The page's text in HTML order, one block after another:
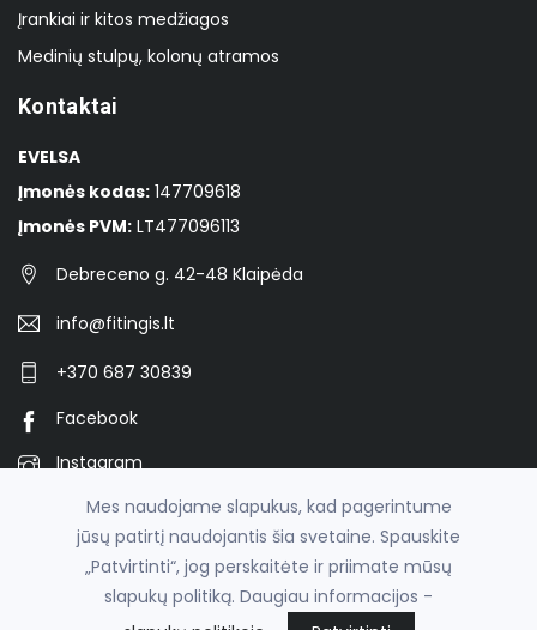
Įrankiai ir kitos medžiagos
Medinių stulpų, kolonų atramos
Kontaktai
EVELSA
Įmonės kodas: 147709618
Įmonės PVM: LT477096113
Debreceno g. 42-48 Klaipėda
info@fitingis.lt
+370 687 30839
Facebook
Instagram
© 2026 Veržiami fitingiai vamzdžių konstrukcijoms -
Mes naudojame slapukus, kad pagerintume
jūsų patirtį naudojantis šia svetaine. Spauskite
„Patvirtinti“, jog perskaitėte ir priimate mūsų
slapukų politiką. Daugiau informacijos -